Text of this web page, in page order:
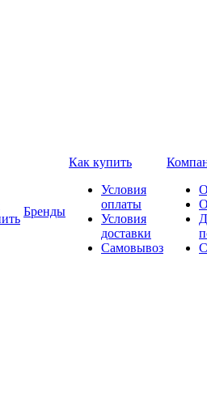
Бренды
Как купить
Условия
оплаты
Условия
доставки
Самовывоз